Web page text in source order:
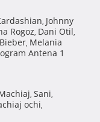
, Johnny
Rogoz, Dani Otil,
, Melania
Antena 1
, Sani,
ochi,